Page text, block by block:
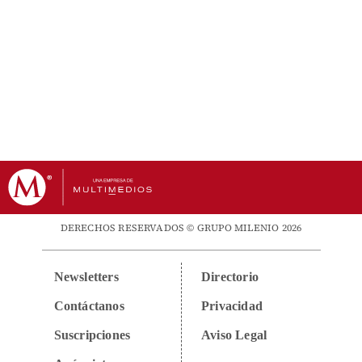
DERECHOS RESERVADOS © GRUPO MILENIO 2026
Newsletters
Contáctanos
Suscripciones
Directorio
Privacidad
Aviso Legal